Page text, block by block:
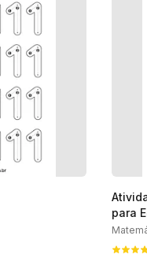
para